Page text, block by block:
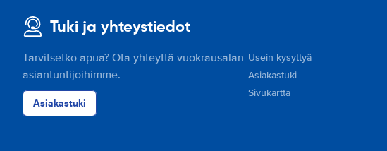
Tuki ja yhteystiedot
Tarvitsetko apua? Ota yhteyttä vuokrausalan
asiantuntijoihimme.
Asiakastuki
Usein kysyttyä
Asiakastuki
Sivukartta